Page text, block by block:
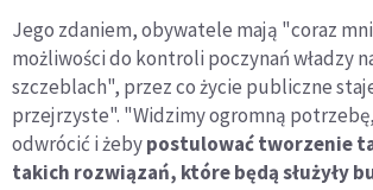
Jego zdaniem, obywatele mają "coraz
możliwości do kontroli poczynań władzy
szczeblach", przez co życie publiczne
przejrzyste". "Widzimy ogromną
odwrócić i żebypostulować tworzenie
takich rozwiązań, które będą służyły